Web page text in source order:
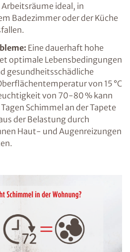
Abgesehen von der
die Luftfeuchtigkeit,
Luftfeuchtigkeit,
ob wir uns in
oder das
als unangenehm
etwa 50 % ist dabei
ideal, in
Badezimmer oder der
ausfallen.
Schimmelpilze und
Bakterien. Bei einer
von 15 °C und einer
Schimmel an der
aus der Belastung
können Haut- und